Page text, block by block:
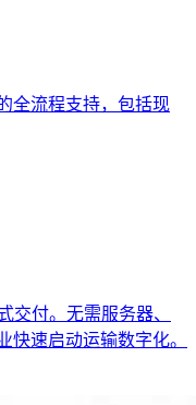
全流程支持，包括现
交付。无需服务器、
快速启动运输数字化。